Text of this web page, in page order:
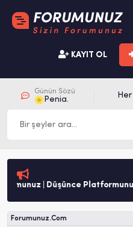
KAYIT OL
Günün Sözü
Penia.
Her
| Düşünce
Forumunuz.Com